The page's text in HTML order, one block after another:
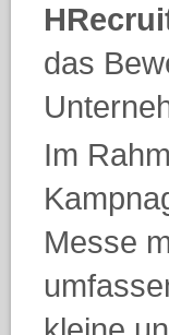
das
Im
Messe